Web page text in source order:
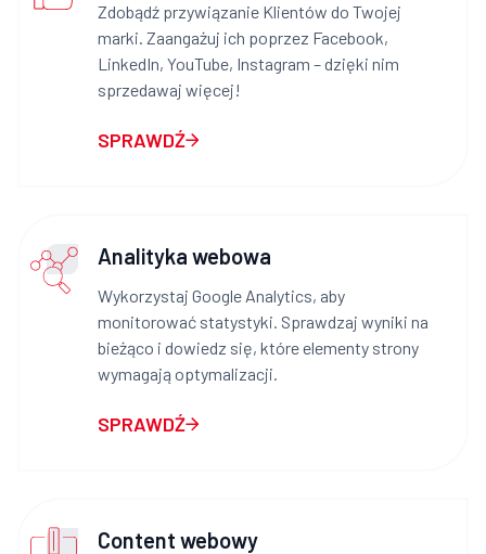
Zdobądź przywiązanie Klientów do Twojej
marki. Zaangażuj ich poprzez Facebook,
LinkedIn, YouTube, Instagram – dzięki nim
sprzedawaj więcej!
SPRAWDŹ
Analityka webowa
Wykorzystaj Google Analytics, aby
monitorować statystyki. Sprawdzaj wyniki na
bieżąco i dowiedz się, które elementy strony
wymagają optymalizacji.
SPRAWDŹ
Content webowy